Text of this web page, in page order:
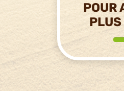
POUR